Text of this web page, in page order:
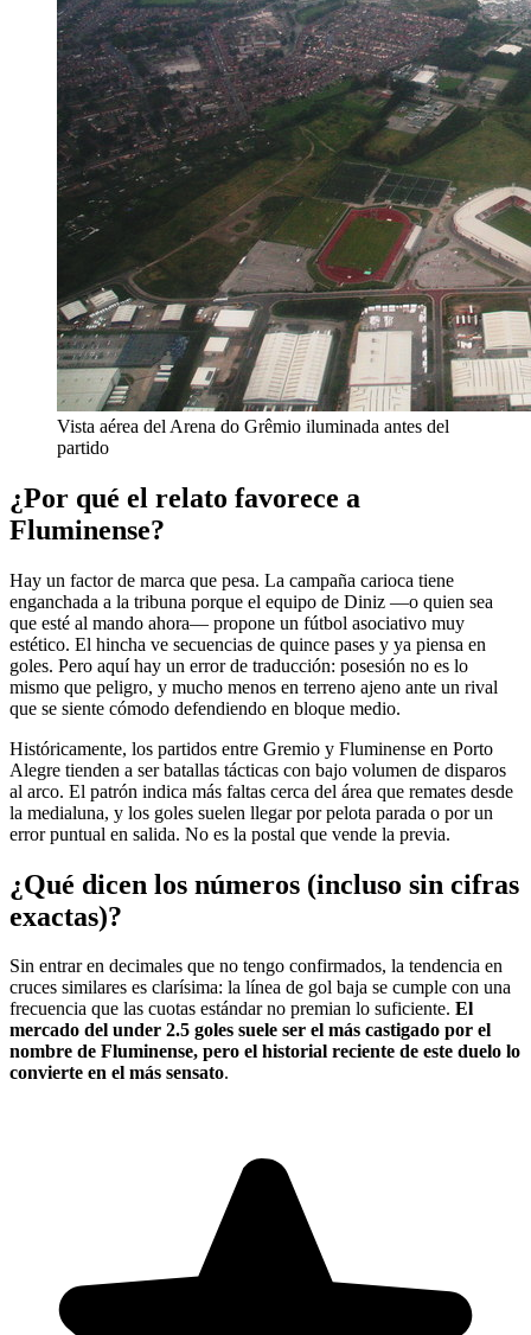
Vista aérea del Arena do Grêmio iluminada antes del
partido
¿Por qué el relato favorece a
Fluminense?
Hay un factor de marca que pesa. La campaña carioca tiene
enganchada a la tribuna porque el equipo de Diniz —o quien sea
que esté al mando ahora— propone un fútbol asociativo muy
estético. El hincha ve secuencias de quince pases y ya piensa en
goles. Pero aquí hay un error de traducción: posesión no es lo
mismo que peligro, y mucho menos en terreno ajeno ante un rival
que se siente cómodo defendiendo en bloque medio.
Históricamente, los partidos entre Gremio y Fluminense en Porto
Alegre tienden a ser batallas tácticas con bajo volumen de disparos
al arco. El patrón indica más faltas cerca del área que remates desde
la medialuna, y los goles suelen llegar por pelota parada o por un
error puntual en salida. No es la postal que vende la previa.
¿Qué dicen los números (incluso sin cifras
exactas)?
Sin entrar en decimales que no tengo confirmados, la tendencia en
cruces similares es clarísima: la línea de gol baja se cumple con una
frecuencia que las cuotas estándar no premian lo suficiente. El
mercado del under 2.5 goles suele ser el más castigado por el
nombre de Fluminense, pero el historial reciente de este duelo lo
convierte en el más sensato.